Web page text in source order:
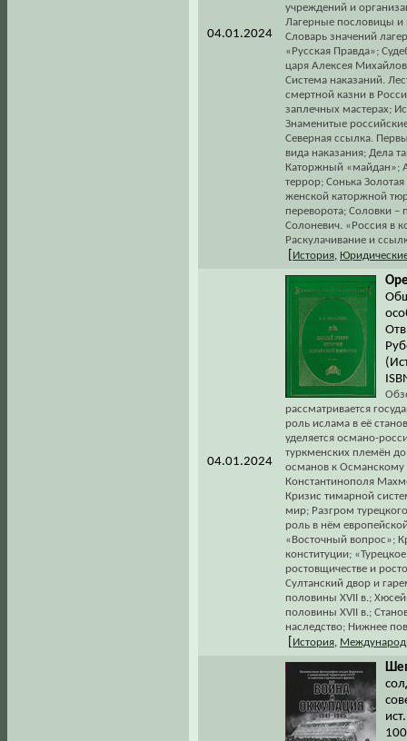
04.01.2024
учреждений и
Лагерные пословицы
Словарь значений
«Русская Правда»;
царя Алексея
Система наказаний.
смертной казни в
заплечных мастерах;
Знаменитые
Северная ссылка.
вида наказания; Дела
Каторжный «майдан»;
террор; Сонька
женской каторжной
переворота; Соловки –
Солоневич. «Россия в
Раскулачивание и
История
04.01.2024
рассматривается
роль ислама в её
уделяется османо-
туркменских племён
османов к Османскому
Константинополя
Кризис тимарной
мир; Разгром
роль в нём
«Восточный вопрос»;
конституции;
ростовщичестве и
Султанский двор и
половины XVII в.;
половины XVII в.;
наследство; Нижнее
История